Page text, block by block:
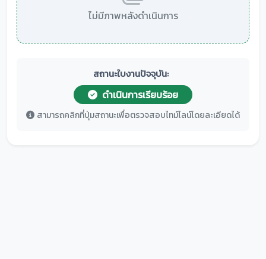
ไม่มีภาพหลังดำเนินการ
สถานะใบงานปัจจุบัน:
ดำเนินการเรียบร้อย
สามารถคลิกที่ปุ่มสถานะเพื่อตรวจสอบไทม์ไลน์โดยละเอียดได้